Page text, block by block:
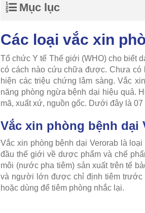
Mục lục
Các loại vắc xin
Tổ chức Y tế Thế giới (WHO) cho biết
có cách nào cứu chữa được. Chưa có
hiện các triệu chứng lâm sàng. Vắc
năng phòng ngừa bệnh dại hiệu quả.
mã, xuất xứ, nguồn gốc. Dưới đây là
Vắc xin phòng bệnh dại
Vắc xin phòng bệnh dại Verorab là
đầu thế giới về dược phẩm và chế
môi (nước pha tiêm) sản xuất trên tế
và người lớn được chỉ định tiêm trước
hoặc dùng để tiêm phòng nhắc lại.